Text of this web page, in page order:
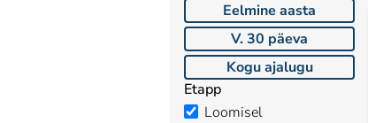
Eelmine aasta
V. 30 päeva
Kogu ajalugu
Etapp
Loomisel